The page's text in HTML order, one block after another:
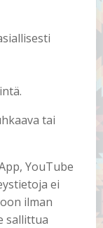
tai
YouTube
ei
ilman
sallittua